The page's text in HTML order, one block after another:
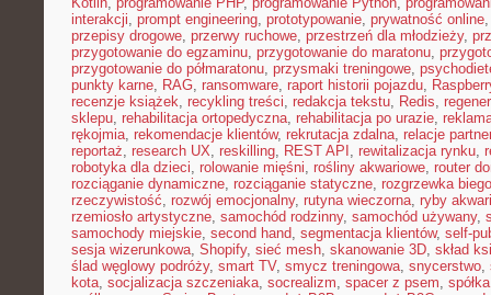
interakcji, prompt engineering, prototypowanie, prywatność online
przepisy drogowe, przerwy ruchowe, przestrzeń dla młodzieży,
przygotowanie do egzaminu, przygotowanie do maratonu,
przygotowanie do półmaratonu, przysmaki treningowe,
punkty karne, RAG, ransomware, raport historii pojazdu,
recenzje książek, recykling treści, redakcja tekstu, Redis,
sklepu, rehabilitacja ortopedyczna, rehabilitacja po urazie,
rękojmia, rekomendacje klientów, rekrutacja zdalna, relacje
reportaż, research UX, reskilling, REST API , rewitalizacja rynku,
robotyka dla dzieci, rolowanie mięśni, rośliny akwariowe, router
rozciąganie dynamiczne, rozciąganie statyczne, rozgrzewka
rzeczywistość, rozwój emocjonalny, rutyna wieczorna, ryby
rzemiosło artystyczne, samochód rodzinny, samochód używany,
samochody miejskie, second hand, segmentacja klientów, self-
sesja wizerunkowa, Shopify, sieć mesh, skanowanie 3D, skład
ślad węglowy podróży, smart TV, smycz treningowa, snycerstwo,
kota, socjalizacja szczeniaka, socrealizm, spacer z psem,